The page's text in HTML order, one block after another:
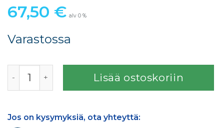
67,50 € alv 0 %
Varastossa
Lisää ostoskoriin
Jos on kysymyksiä, ota yhteyttä: